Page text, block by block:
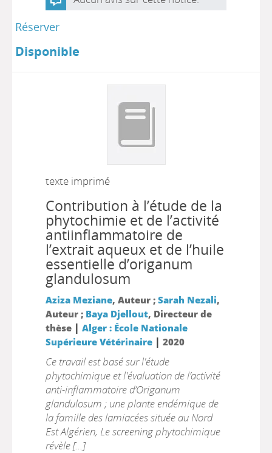
Réserver
Disponible
texte imprimé
Contribution à l’étude de la
phytochimie et de l’activité
antiinflammatoire de
l’extrait aqueux et de l’huile
essentielle d’origanum
glandulosum
Aziza Meziane, Auteur ; Sarah Nezali,
Auteur ; Baya Djellout, Directeur de
thèse | Alger : École Nationale
Supérieure Vétérinaire| 2020
Ce travail est basé sur l'étude
phytochimique et l'évaluation de l’activité
anti-inflammatoire d’Origanum
glandulosum ; une plante endémique de
la famille des lamiacées située au Nord
Est Algérien, Le screening phytochimique
révèle [...]